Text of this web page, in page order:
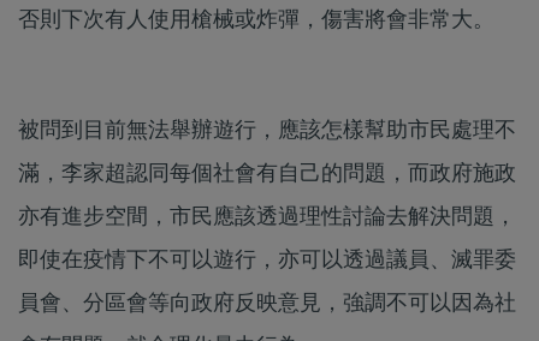
否則下次有人使用槍械或炸彈，傷害將會非常大。
被問到目前無法舉辦遊行，應該怎樣幫助市民處理不
滿，李家超認同每個社會有自己的問題，而政府施政
亦有進步空間，市民應該透過理性討論去解決問題，
即使在疫情下不可以遊行，亦可以透過議員、滅罪委
員會、分區會等向政府反映意見，強調不可以因為社